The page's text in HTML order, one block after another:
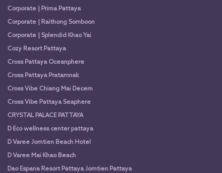
Corporate | Prima Pattaya
Corporate | Raithong Somboon
Corporate | Splendid Khao Yai
Cozy Resort Pattaya
Cross Pattaya Oceanphere
Cross Pattaya Pratamnak
Cross Vibe Chiang Mai Decem
Cross Vibe Pattaya Seaphere
CRYSTAL PALACE PATTAYA
D Eco wellness center pattaya
D Varee Jomtien Beach Hotel
D Varee Mai Khao Beach
Dao Espana Resort Pattaya Jomtien Pattaya